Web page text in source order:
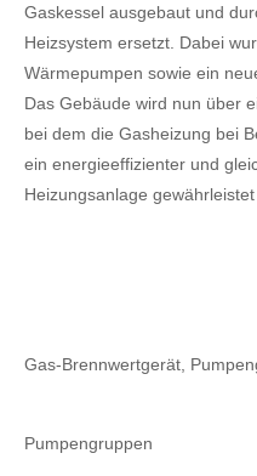
Gaskessel ausgebaut und
Heizsystem ersetzt. Dabei
Wärmepumpen sowie ein
Das Gebäude wird nun über
bei dem die Gasheizung bei
ein energieeffizienter und
Heizungsanlage gewährleistet
Gas-Brennwertgerät,
Pumpengruppen